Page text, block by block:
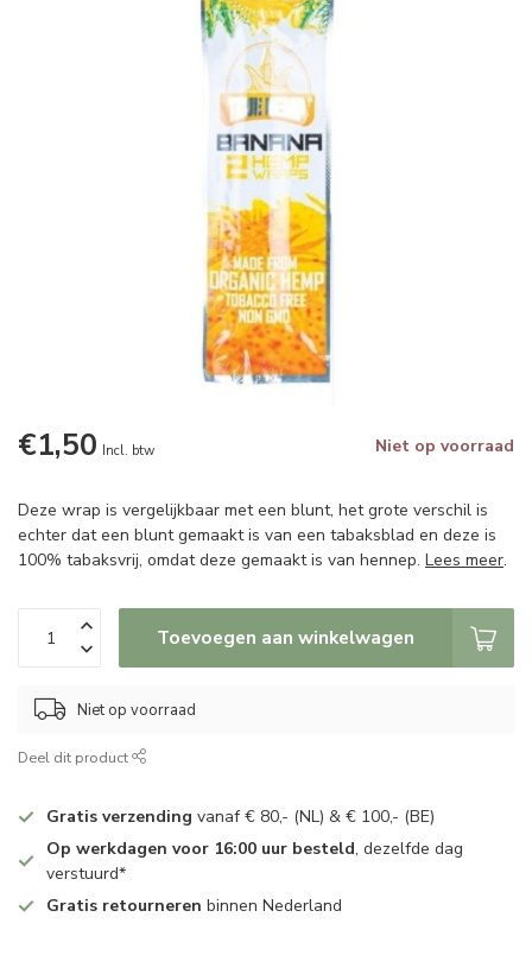
€1,50 Incl. btw Niet op voorraad
Deze wrap is vergelijkbaar met een blunt, het grote verschil is
echter dat een blunt gemaakt is van een tabaksblad en deze is
100% tabaksvrij, omdat deze gemaakt is van hennep. Lees meer.
Toevoegen aan winkelwagen
Niet op voorraad
Deel dit product
Gratis verzending vanaf € 80,- (NL) & € 100,- (BE)
Op werkdagen voor 16:00 uur besteld, dezelfde dag
verstuurd*
Gratis retourneren binnen Nederland